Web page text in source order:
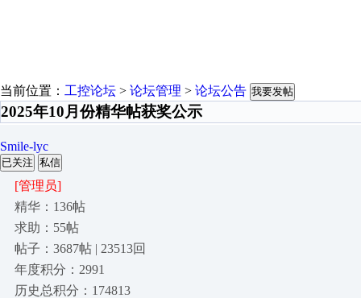
当前位置： 工控论坛 > 论坛管理 > 论坛公告 我要发帖
2025年10月份精华帖获奖公示
Smile-lyc
已关注 私信
[管理员]
精华：136帖
求助：55帖
帖子：3687帖 | 23513回
年度积分：2991
历史总积分：174813